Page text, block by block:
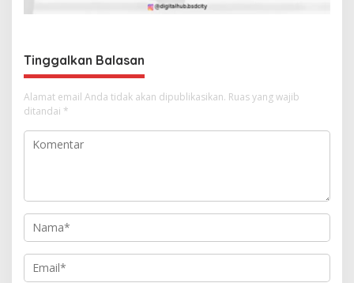
o
Tinggalkan Balasan
Alamat email Anda tidak akan dipublikasikan. Ruas yang wajib
ditandai *